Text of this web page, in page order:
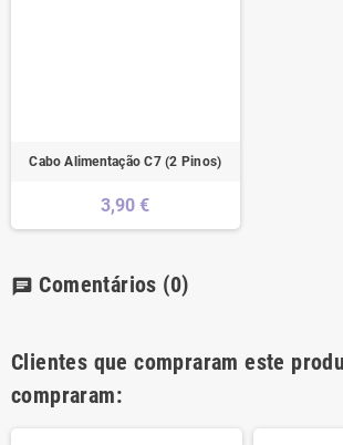
Cabo Alimentação C7 (2 Pinos)
3,90 €
chat Comentários (0)
Clientes que compraram este
compraram: